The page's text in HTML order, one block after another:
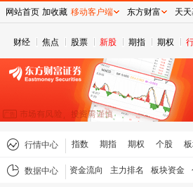
财经 焦点 股票 新股 期指 期权
行情中心 指数 期指 期权 个股
数据中心 资金流向 主力排名 板块资金
网站首页 加收藏 移动客户端 东方财富 天